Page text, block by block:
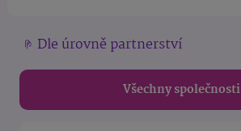
Dle úrovně partnerství
Všechny společnosti